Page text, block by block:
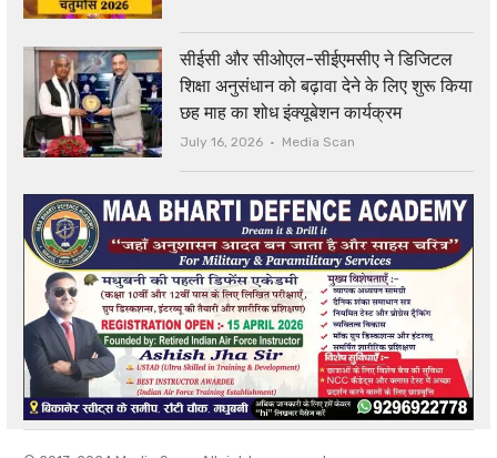
सीईसी और सीओएल-सीईएमसीए ने डिजिटल
शिक्षा अनुसंधान को बढ़ावा देने के लिए शुरू किया
छह माह का शोध इंक्यूबेशन कार्यक्रम
July 16, 2026 Author
Media Scan